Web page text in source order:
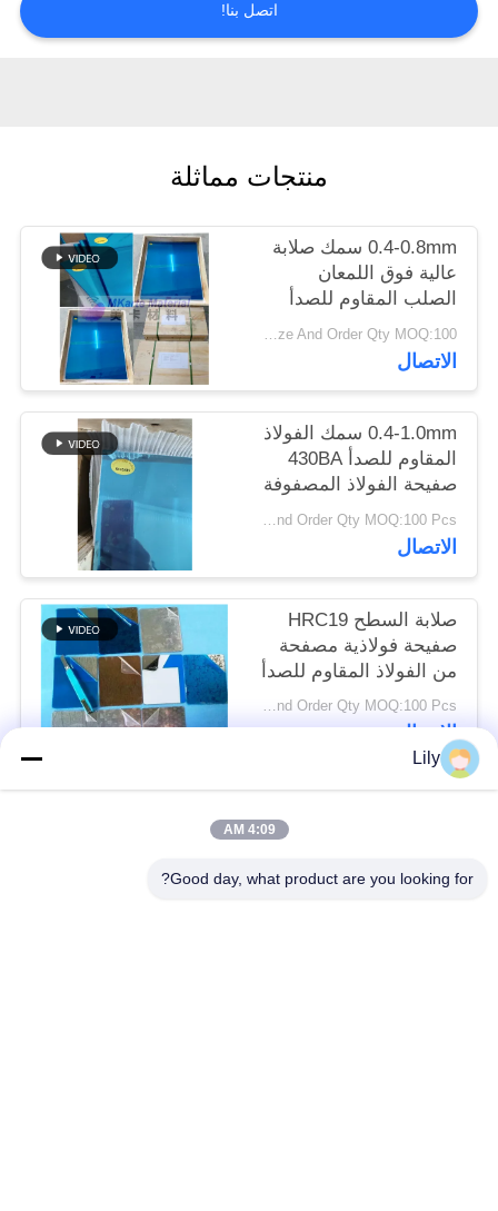
أخبار
الموقع
PRIVACY
POLICY
اتصل بنا!
منتجات مماثلة
0.4-0.8mm سمك صلابة
عالية فوق اللمعان
الصلب المقاوم للصدأ
الصفائح المصفوفة لإنتاج
بطاقات البلاستيك
Based On Size And Order Qty MOQ:100 قطعة
الاتصال
0.4-1.0mm سمك الفولاذ
المقاوم للصدأ 430BA
صفيحة الفولاذ المصفوفة
مع النهاية اللامعة على كلا
الجانبين لإنتاج البطاقات
الذكية
Based On Size And Order Qty MOQ:100 Pcs
الاتصال
صلابة السطح HRC19
صفيحة فولاذية مصفحة
من الفولاذ المقاوم للصدأ
430BA لتصفيح البطاقات
البلاستيكية
Based On Size And Order Qty MOQ:100 Pcs
الاتصال
Lily
4:09 AM
Good day, what product are you looking for?